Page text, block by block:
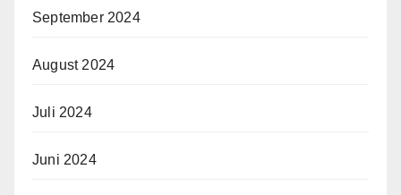
September 2024
August 2024
Juli 2024
Juni 2024